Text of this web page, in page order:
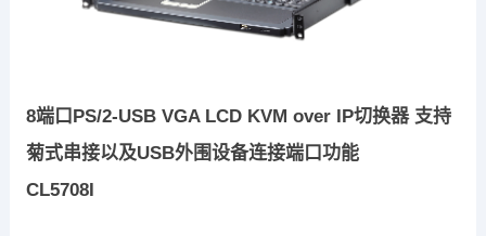
8端口PS/2-USB VGA LCD KVM over IP切换器 支持
菊式串接以及USB外围设备连接端口功能
CL5708I